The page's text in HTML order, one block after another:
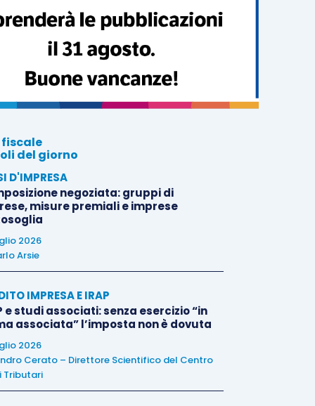
del giorno
D'IMPRESA
negoziata: gruppi di
misure premiali e imprese
2026
Arsie
IMPRESA E IRAP
e studi associati: senza esercizio “in
associata” l’imposta non è dovuta
2026
Cerato – Direttore Scientifico del Centro
Tributari